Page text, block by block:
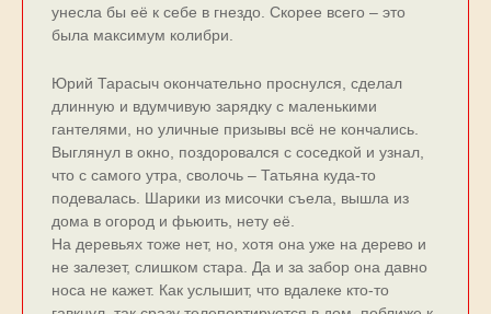
унесла бы её к себе в гнездо. Скорее всего – это
была максимум колибри.
Юрий Тарасыч окончательно проснулся, сделал
длинную и вдумчивую зарядку с маленькими
гантелями, но уличные призывы всё не кончались.
Выглянул в окно, поздоровался с соседкой и узнал,
что с самого утра, сволочь – Татьяна куда-то
подевалась. Шарики из мисочки съела, вышла из
дома в огород и фьюить, нету её.
На деревьях тоже нет, но, хотя она уже на дерево и
не залезет, слишком стара. Да и за забор она давно
носа не кажет. Как услышит, что вдалеке кто-то